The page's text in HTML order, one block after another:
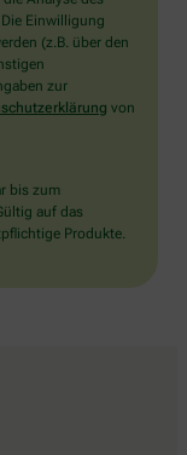
Einwilligung
(z.B. über den
zur
von
bis zum
auf das
Produkte.